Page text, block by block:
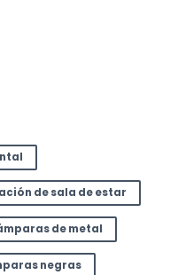
de sala de estar
de metal
negras